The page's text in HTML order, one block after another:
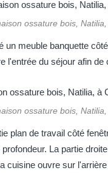
ossature bois,
meuble banquette
l'entrée du séjour afin de
ossature bois,
plan de travail côté
La partie
cuisine ouvre sur